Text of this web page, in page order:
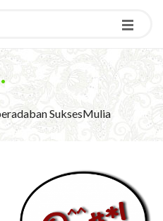
.
SuksesMulia